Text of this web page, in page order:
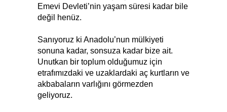
Emevi Devleti’nin yaşam süresi kadar bile
değil henüz.
Sanıyoruz ki Anadolu’nun mülkiyeti
sonuna kadar, sonsuza kadar bize ait.
Unutkan bir toplum olduğumuz için
etrafımızdaki ve uzaklardaki aç kurtların ve
akbabaların varlığını görmezden
geliyoruz.